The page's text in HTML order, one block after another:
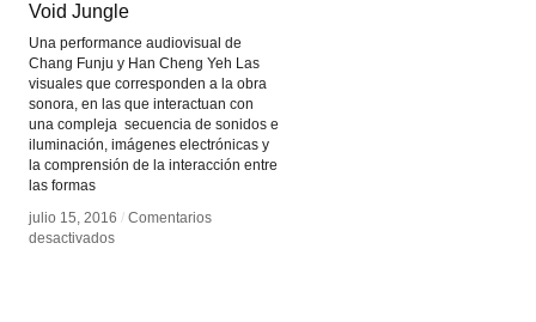
Void Jungle
Una performance audiovisual de
Chang Funju y Han Cheng Yeh Las
visuales que corresponden a la obra
sonora, en las que interactuan con
una compleja secuencia de sonidos e
iluminación, imágenes electrónicas y
la comprensión de la interacción entre
las formas
julio 15, 2016 / Comentarios
desactivadosen
Void Jungle
julio 15, 2016 / Comentarios
desactivadosen